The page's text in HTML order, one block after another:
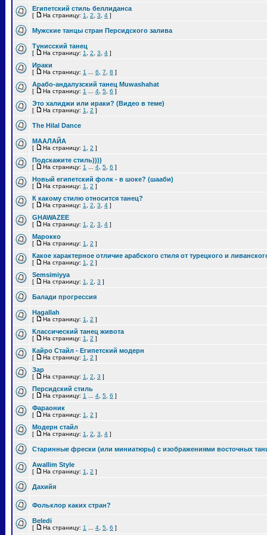
Египетский стиль беллиданса
[ На страницу: 1 2 3 4 ]
Мужские танцы стран Персидского залива
Тунисский танец
[ На страницу: 1 2 3 4 ]
Ираки
[ На страницу: 1 6 7 8 ]
Арабо-андалузский танец Muwashahat
[ На страницу: 1 4 5 6 ]
Это халиджи или ираки? (Видео в теме)
[ На страницу: 1 2 ]
The Hilal Dance
МААЛАЙА
[ На страницу: 1 2 ]
Подскажите стиль))))
[ На страницу: 1 4 5 6 ]
Новый египетский фолк - в шоке? (шааби)
[ На страницу: 1 2 ]
К какому стилю относится танец?
[ На страницу: 1 2 3 4 ]
GHAWAZEE
[ На страницу: 1 2 3 4 ]
Марокко
[ На страницу: 1 2 ]
Какое характерное отличие арабского стиля от турецкого и
[ На страницу: 1 2 ]
Semsimiyya
[ На страницу: 1 2 3 ]
Балади прогрессия
Hagallah
[ На страницу: 1 2 ]
Классический танец живота
[ На страницу: 1 2 ]
Кайро Стайл - Египетский модерн
[ На страницу: 1 2 ]
Зар
[ На страницу: 1 2 3 ]
Персидский стиль
[ На страницу: 1 4 5 6 ]
Фараоник
[ На страницу: 1 2 ]
Модерн стайл
[ На страницу: 1 2 3 4 ]
Старинные фрески (или миниатюры) с изображениями восточных
Awallim Style
[ На страницу: 1 2 ]
Дахийя
Фольклор каких стран?
Beledi
[ На страницу: 1 4 5 6 ]